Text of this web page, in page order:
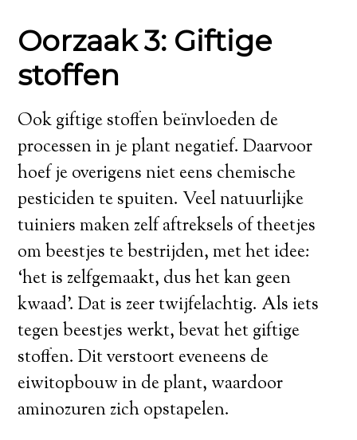
Oorzaak 3: Giftige
stoffen
Ook giftige stoffen beïnvloeden de
processen in je plant negatief. Daarvoor
hoef je overigens niet eens chemische
pesticiden te spuiten. Veel natuurlijke
tuiniers maken zelf aftreksels of theetjes
om beestjes te bestrijden, met het idee:
‘het is zelfgemaakt, dus het kan geen
kwaad’. Dat is zeer twijfelachtig. Als iets
tegen beestjes werkt, bevat het giftige
stoffen. Dit verstoort eveneens de
eiwitopbouw in de plant, waardoor
aminozuren zich opstapelen.